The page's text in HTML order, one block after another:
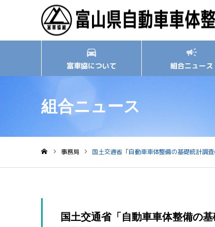
富車協について 組合ニュース
組合ニュース
事務局 国土交通省「自動車車体整備の基礎統計調
国土交通省「自動車車体整備の